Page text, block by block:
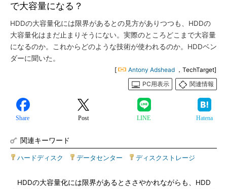
で大容量になる？
HDDの大容量化には限界があるとの見方がありつつも、HDDの
大容量化はまだ止まりそうにない。実際のところどこまで大容量
になるのか。これからどのような技術が使われるのか。HDDベン
ダーに聞いた。
[ Antony Adshead ，TechTarget]
PC用表示
関連情報
Share Post LINE Hatena
関連キーワード
ハードディスク データセンター ディスクストレージ
HDDの大容量化には限界があるとささやかれながらも、HDD